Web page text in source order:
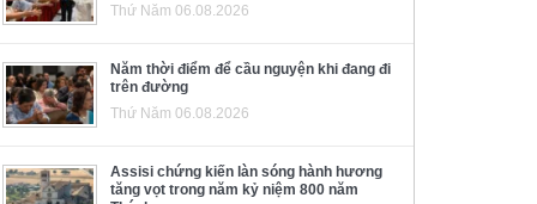
Thứ Năm 06.08.2026
Năm thời điểm để cầu nguyện khi đang đi
trên đường
Thứ Năm 06.08.2026
Assisi chứng kiến làn sóng hành hương
tăng vọt trong năm kỷ niệm 800 năm